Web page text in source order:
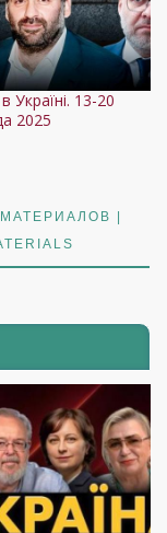
Україні. 13-20
2025
|